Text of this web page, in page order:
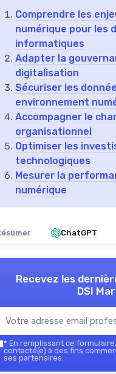
Comprendre les
numérique pour les
informatiques
Adapter la
digitalisation
Sécuriser les
environnement
Accompagner le
organisationnel
Optimiser les
technologiques
Mesurer la
numérique
ChatGPT
Recevez les
DSI
* En remplissant ce formulaire,
contacté(e) à des fins
ses partenaires.